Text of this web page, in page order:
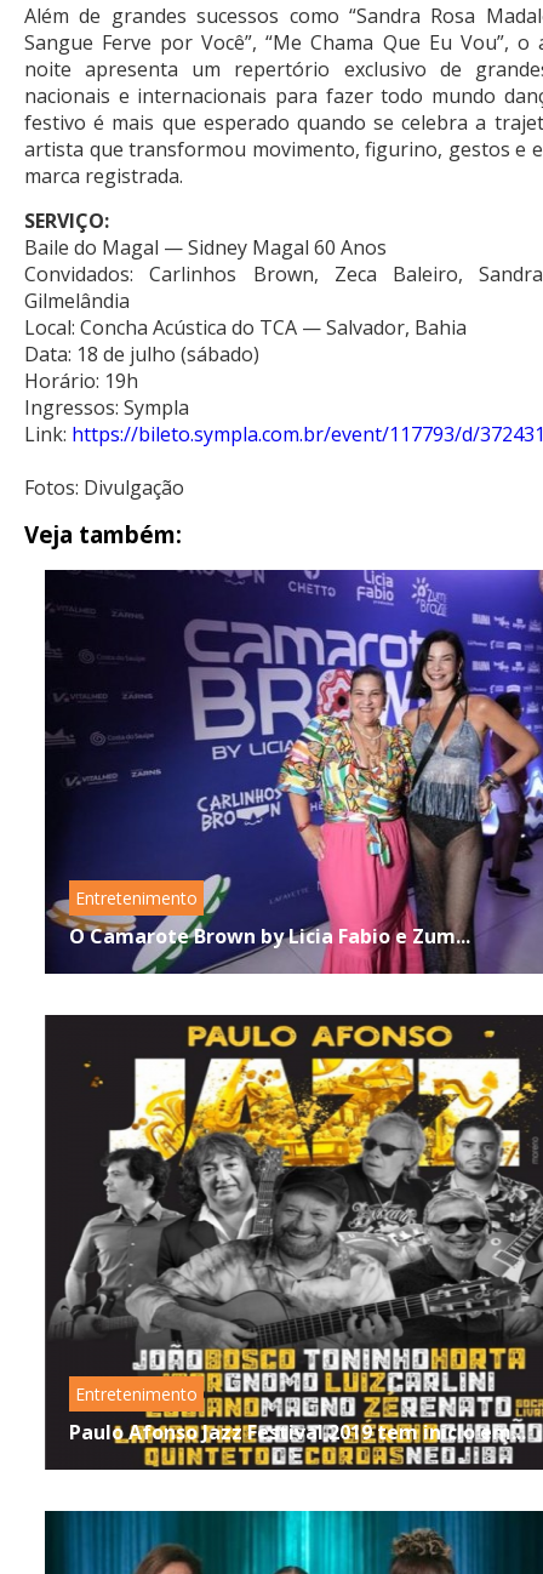
Além de grandes sucessos como “Sandra Rosa
Sangue Ferve por Você”, “Me Chama Que Eu Vou”,
noite apresenta um repertório exclusivo de
nacionais e internacionais para fazer todo mundo
festivo é mais que esperado quando se celebra a
artista que transformou movimento, figurino, gestos e
marca registrada.
SERVIÇO:
Baile do Magal — Sidney Magal 60 Anos
Convidados: Carlinhos Brown, Zeca Baleiro,
Gilmelândia
Local: Concha Acústica do TCA — Salvador, Bahia
Data: 18 de julho (sábado)
Horário: 19h
Ingressos: Sympla
Link: https://bileto.sympla.com.br/event/117793/d/
Fotos: Divulgação
Veja também:
Entretenimento
O Camarote Brown by Licia Fabio e Zum...
Entretenimento
Paulo Afonso Jazz Festival 2019 tem início em...